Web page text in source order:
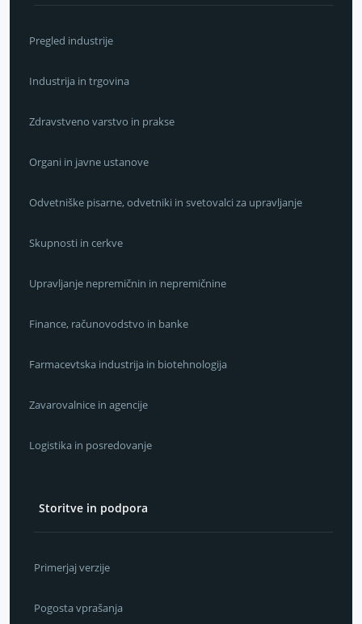
Pregled industrije
Industrija in trgovina
Zdravstveno varstvo in prakse
Organi in javne ustanove
Odvetniške pisarne, odvetniki in svetovalci za upravljanje
Skupnosti in cerkve
Upravljanje nepremičnin in nepremičnine
Finance, računovodstvo in banke
Farmacevtska industrija in biotehnologija
Zavarovalnice in agencije
Logistika in posredovanje
Storitve in podpora
Primerjaj verzije
Pogosta vprašanja